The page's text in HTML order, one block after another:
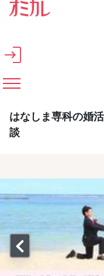
メインコンテンツへスキップ
はなしま専科の婚
談